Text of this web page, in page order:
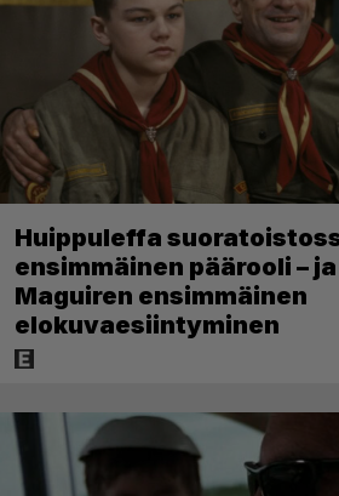
Huippuleffa
ensimmäinen päärooli –
Maguiren ensimmäinen
elokuvaesiintyminen